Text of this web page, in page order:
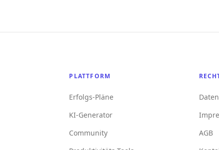
PLATTFORM
Erfolgs-Pläne
KI-Generator
Community
AGB